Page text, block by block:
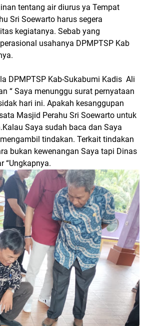
tentang air diurus ya Tempat
Sri Soewarto harus segera
kegiatanya. Sebab yang
usahanya DPMPTSP Kab
DPMPTSP Kab-Sukabumi Kadis Ali
“ Saya menunggu surat pernyataan
hari ini. Apakah kesanggupan
Masjid Perahu Sri Soewarto untuk
Saya sudah baca dan Saya
tindakan. Terkait tindakan
bukan kewenangan Saya tapi Dinas
“Ungkapnya.